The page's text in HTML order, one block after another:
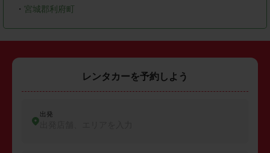
・ 宮城郡利府町
レンタカーを予約しよう
出発